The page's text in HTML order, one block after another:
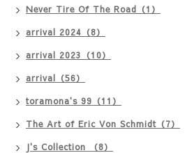
Never Tire Of The Road（1）
arrival 2024（8）
arrival 2023（10）
arrival（56）
toramona's 99（11）
The Art of Eric Von Schmidt（7）
J's Collection （8）